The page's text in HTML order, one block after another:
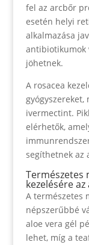
fel az arcbőr
esetén helyi
alkalmazása
antibiotikumok
jöhetnek.
A rosacea
ivermectint.
elérhetők,
segíthetnek az
Természetes
kezelésére
A természetes
népszerűbbé
aloe vera gél
lehet, míg a